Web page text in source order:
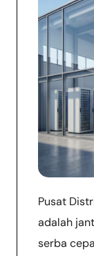
Pusat
adalah
serba